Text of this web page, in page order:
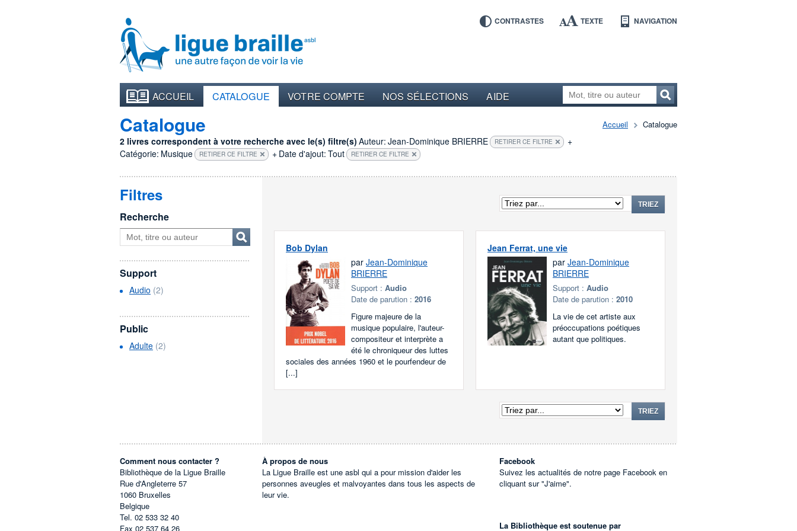
CONTRASTES TEXTE NAVIGATION
ACCUEIL CATALOGUE VOTRE COMPTE NOS SÉLECTIONS AIDE
Accueil Catalogue
Catalogue
2 livres correspondent à votre recherche avec le(s) filtre(s) Auteur: Jean-Dominique BRIERRE RETIRER CE FILTRE
+
Catégorie: Musique RETIRER CE FILTRE + Date d'ajout: Tout RETIRER CE FILTRE
TRIEZ
Bob Dylan
parJean-Dominique
BRIERRE
Support :Audio
Date de parution :2016
Figure majeure de la
musique populaire, l'auteur-
compositeur et interprète a
été le chroniqueur des luttes
sociales des années 1960 et le pourfendeur de
[...]
Jean Ferrat, une vie
par Jean-Dominique
BRIERRE
Support : Audio
Date de parution : 2010
La vie de cet artiste aux
préoccupations poétiques
autant que politiques.
TRIEZ
Filtres
Recherche
Support
Audio (2)
Public
Adulte (2)
Comment nous contacter ?
Bibliothèque de la Ligue Braille
Rue d'Angleterre 57
1060 Bruxelles
Belgique
Tel. 02 533 32 40
Fax 02 537 64 26
À propos de nous
La Ligue Braille est une asbl qui a pour mission d'aider les
personnes aveugles et malvoyantes dans tous les aspects de
leur vie.
Facebook
Suivez les actualités de notre page Facebook en
cliquant sur "J'aime".
La Bibliothèque est soutenue par